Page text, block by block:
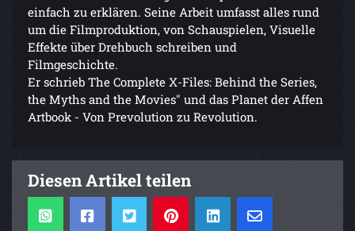
einfach zu erklären. Seine Arbeit umfasst alles rund
um die Filmproduktion, von Schauspielen, Visuelle
Effekte über Drehbuch schreiben und
Filmgeschichte.
Er schrieb The Complete X-Files: Behind the Series,
the Myths and the Movies" und das Planet der Affen
Artbook - Von Prevolution zu Revolution.
Diesen Artikel teilen